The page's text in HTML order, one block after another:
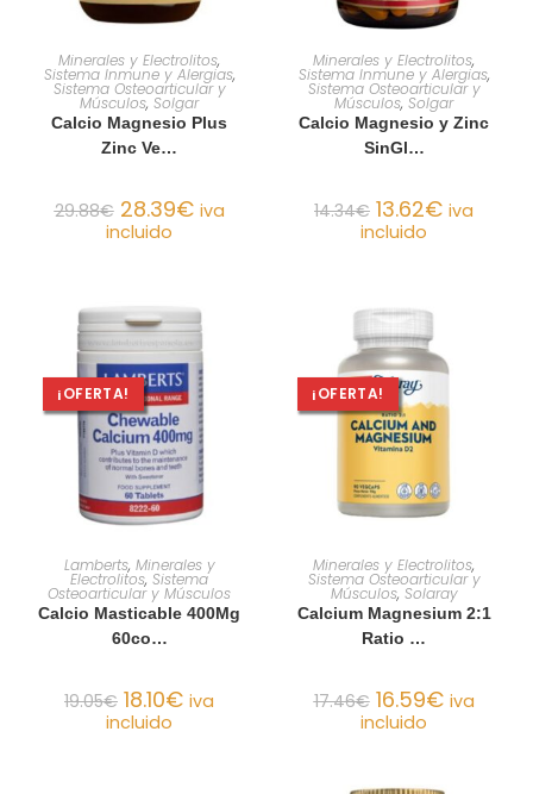
AÑADIR AL CARRITO
Minerales y Electrolitos,
Sistema Inmune y Alergias,
Sistema Osteoarticular y
Músculos, Solgar
Calcio Magnesio Plus
Zinc Ve…
29.88€ 28.39€ iva
incluido
AÑADIR AL CARRITO
Minerales y Electrolitos,
Sistema Inmune y Alergias,
Sistema Osteoarticular y
Músculos, Solgar
Calcio Magnesio y Zinc
SinGl…
14.34€ 13.62€ iva
incluido
¡OFERTA!
AÑADIR AL CARRITO
Lamberts, Minerales y
Electrolitos, Sistema
Osteoarticular y Músculos
Calcio Masticable 400Mg
60co…
19.05€ 18.10€ iva
incluido
¡OFERTA!
AÑADIR AL CARRITO
Minerales y Electrolitos,
Sistema Osteoarticular y
Músculos, Solaray
Calcium Magnesium 2:1
Ratio …
17.46€ 16.59€ iva
incluido